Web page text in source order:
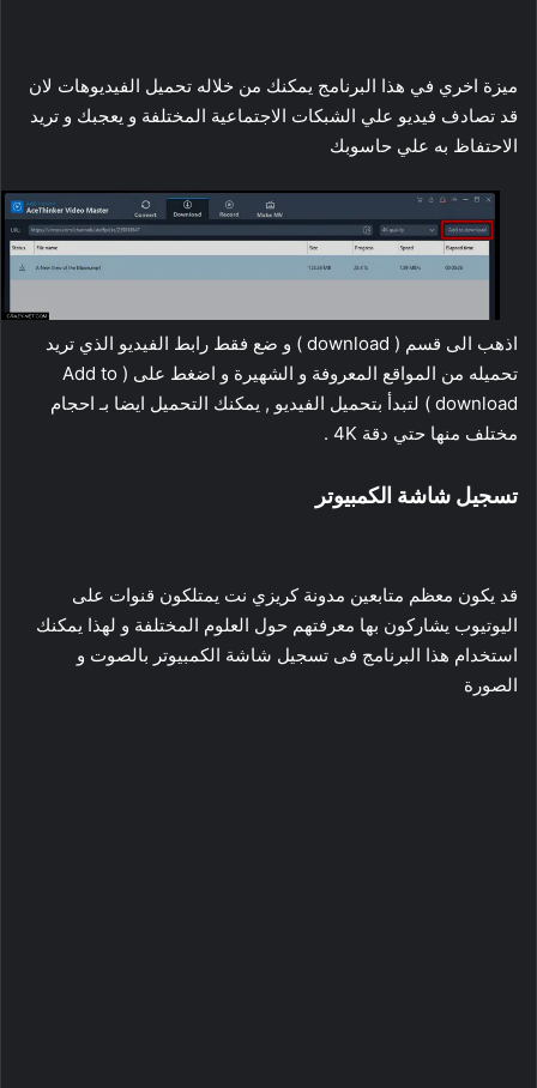
ميزة اخري في هذا البرنامج يمكنك من خلاله تحميل الفيديوهات لان
قد تصادف فيديو علي الشبكات الاجتماعية المختلفة و يعجبك و تريد
الاحتفاظ به علي حاسوبك
اذهب الى قسم ( download ) و ضع فقط رابط الفيديو الذي تريد
تحميله من المواقع المعروفة و الشهيرة و اضغط على ( Add to
download ) لتبدأ بتحميل الفيديو , يمكنك التحميل ايضا بـ احجام
مختلف منها حتي دقة 4K .
تسجيل شاشة الكمبيوتر
قد يكون معظم متابعين مدونة كريزي نت يمتلكون قنوات على
اليوتيوب يشاركون بها معرفتهم حول العلوم المختلفة و لهذا يمكنك
استخدام هذا البرنامج فى تسجيل شاشة الكمبيوتر بالصوت و
الصورة